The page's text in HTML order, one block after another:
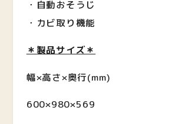
・自動おそうじ
・カビ取り機能
＊製品サイズ＊
幅×高さ×奥行(mm)
600×980×569